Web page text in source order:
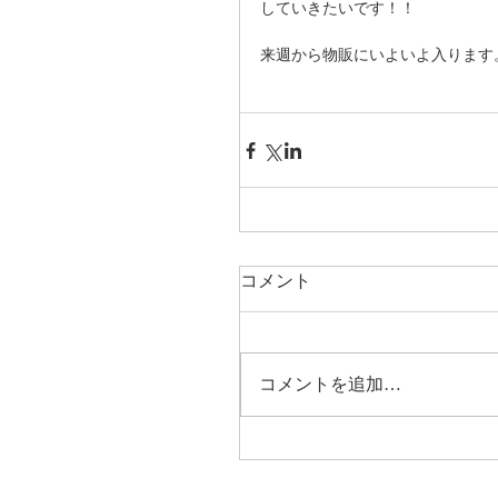
していきたいです！！
来週から物販にいよいよ入りま
コメント
コメントを追加…